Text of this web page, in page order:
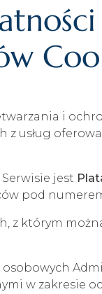
i
z usług
jest
pod
z którym
w zakresie